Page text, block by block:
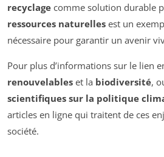
recyclage comme solution durable
ressources naturelles est un
nécessaire pour garantir un avenir
Pour plus d’informations sur le lien
renouvelables et la biodiversité,
scientifiques sur la politique
articles en ligne qui traitent de ces
société.